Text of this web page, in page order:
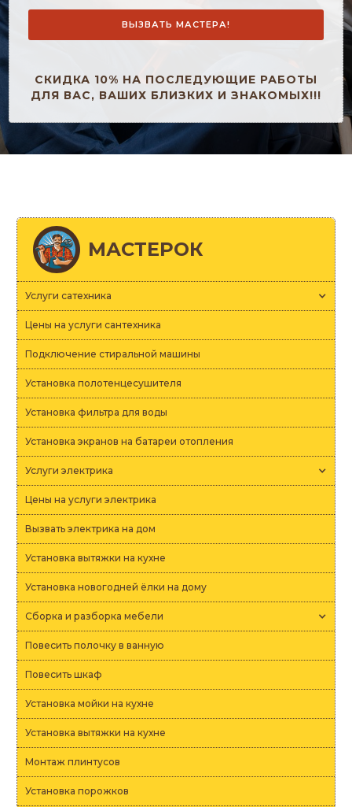
СКИДКА 10% НА ПОСЛЕДУЮЩИЕ РАБОТЫ
ДЛЯ ВАС, ВАШИХ БЛИЗКИХ И ЗНАКОМЫХ!!!
МАСТЕРОК
Услуги сатехника
Цены на услуги сантехника
Подключение стиральной машины
Установка полотенцесушителя
Установка фильтра для воды
Установка экранов на батареи отопления
Услуги электрика
Цены на услуги электрика
Вызвать электрика на дом
Установка вытяжки на кухне
Установка новогодней ёлки на дому
Сборка и разборка мебели
Повесить полочку в ванную
Повесить шкаф
Установка мойки на кухне
Установка вытяжки на кухне
Монтаж плинтусов
Установка порожков